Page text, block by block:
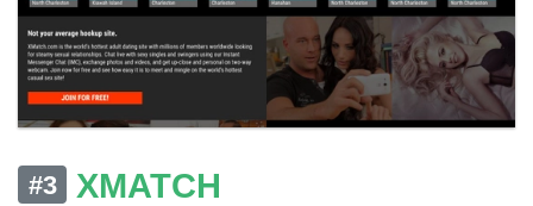
#3 XMATCH